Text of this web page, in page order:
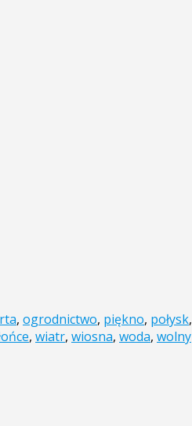
, ogrodnictwo, piękno, połysk,
, wiatr, wiosna, woda, wolny